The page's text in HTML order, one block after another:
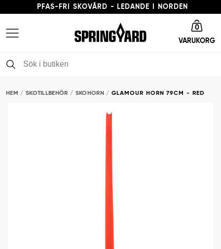
PFAS-FRI SKOVÅRD - LEDANDE I NORDEN
LEVERANSTID 3-5 ARBETSDAGAR
0
VARUKORG
HEM SKOTILLBEHÖR SKOHORN GLAMOUR HORN 79CM - RED